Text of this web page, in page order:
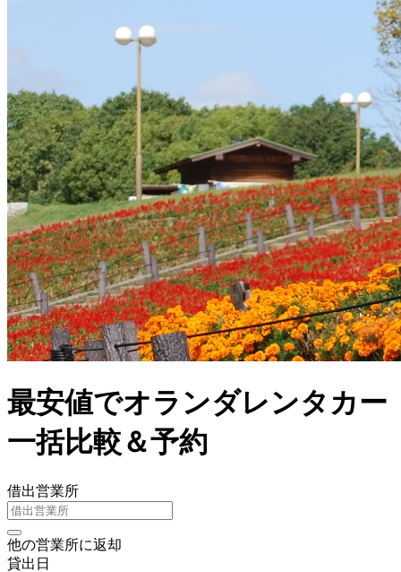
最安値でオランダレンタカー
一括比較＆予約
借出営業所
他の営業所に返却
貸出日